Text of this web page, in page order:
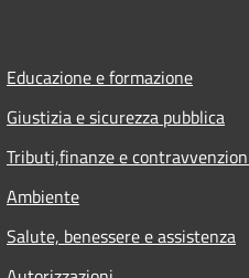
Educazione e formazione
Giustizia e sicurezza pubblica
Tributi,finanze e
Ambiente
Salute, benessere e assistenza